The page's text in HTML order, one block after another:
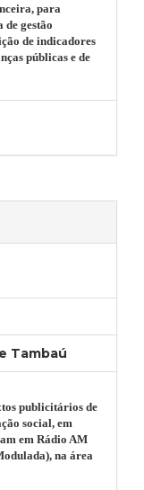
para
gestão
de indicadores
públicas e de
Tambaú
publicitários de
social, em
em Rádio AM
na área